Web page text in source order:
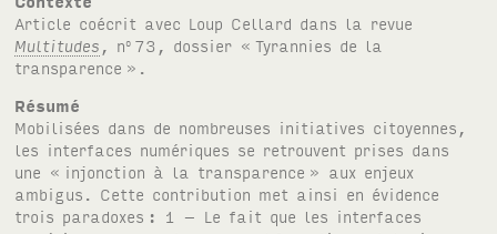
Article coécrit avec Loup Cellard dans la revue
Multitudes , no 73, dossier « Tyrannies de la
transparence ».
Résumé
Mobilisées dans de nombreuses initiatives citoyennes,
les interfaces numériques se retrouvent prises dans
une « injonction à la transparence » aux enjeux
ambigus. Cette contribution met ainsi en évidence
trois paradoxes : 1 – Le fait que les interfaces